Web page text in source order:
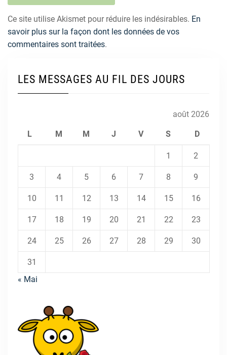
Ce site utilise Akismet pour réduire les indésirables. En
savoir plus sur la façon dont les données de vos
commentaires sont traitées.
LES MESSAGES AU FIL DES JOURS
août 2026
L M M J V S D
1 2
3 4 5 6 7 8 9
10 11 12 13 14 15 16
17 18 19 20 21 22 23
24 25 26 27 28 29 30
31
« Mai